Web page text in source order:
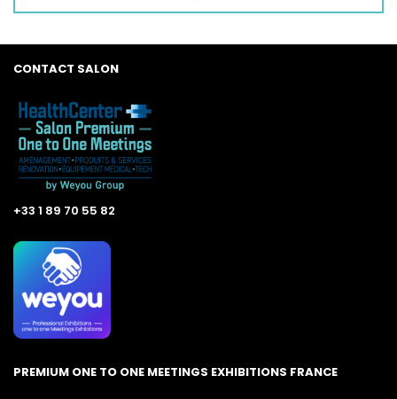
CONTACT SALON
+33 1 89 70 55 82
PREMIUM ONE TO ONE MEETINGS EXHIBITIONS FRANCE